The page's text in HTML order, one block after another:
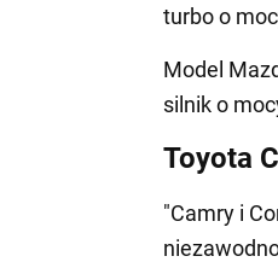
turbo o
Model
silnik o
Toyota
"Camry i